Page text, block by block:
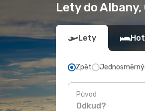
Lety do Albany,
Lety
Zpět Jednosměrný
Původ